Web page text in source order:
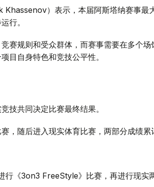
Khassenov）表示，本届阿斯塔纳赛事最
行。
赛规则和受众群体，而赛事需要在多个场
目自身特色和竞技公平性。
技共同决定比赛最终结果。
，随后进入现实体育比赛，两部分成绩累
行《3on3 FreeStyle》比赛，再进行现实